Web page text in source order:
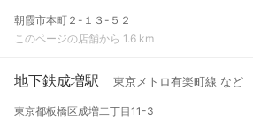
朝霞市本町２-１３-５２
このページの店舗から 1.6 km
地下鉄成増駅 東京メトロ有楽町線 など
東京都板橋区成増二丁目11-3